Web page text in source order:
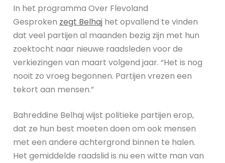
In het programma Over Flevoland
Gesproken zegt Belhaj het opvallend te vinden
dat veel partijen al maanden bezig zijn met hun
zoektocht naar nieuwe raadsleden voor de
verkiezingen van maart volgend jaar. “Het is nog
nooit zo vroeg begonnen. Partijen vrezen een
tekort aan mensen.”
Bahreddine Belhaj wijst politieke partijen erop,
dat ze hun best moeten doen om ook mensen
met een andere achtergrond binnen te halen.
Het gemiddelde raadslid is nu een witte man van